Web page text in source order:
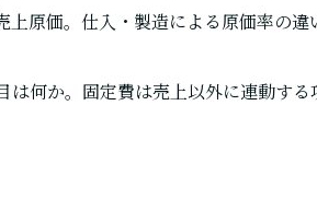
原価。仕入・製造による原価率の違
何か。固定費は売上以外に連動する